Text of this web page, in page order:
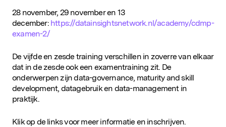
28 november, 29 november en 13
december: https://datainsightsnetwork.nl/academy/cdmp-
examen-2/
De vijfde en zesde training verschillen in zoverre van elkaar
dat in de zesde ook een examentraining zit. De
onderwerpen zijn data-governance, maturity and skill
development, datagebruik en data-management in
praktijk.
Klik op de links voor meer informatie en inschrijven.